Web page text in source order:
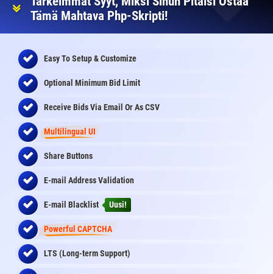
Tämä Mahtava Php-Skripti!
Easy To Setup & Customize
Optional Minimum Bid Limit
Receive Bids Via Email Or As CSV
Multilingual UI
Share Buttons
E-mail Address Validation
E-mail Blacklist Uusi!
Powerful CAPTCHA
LTS (Long-term Support)